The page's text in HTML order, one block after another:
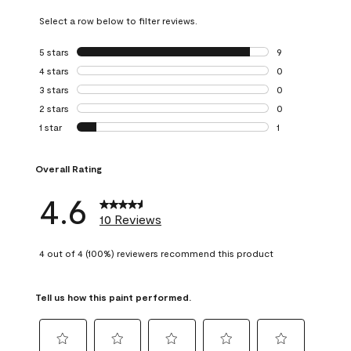
Select a row below to filter reviews.
5 stars stars
9
9 reviews with 5
4 stars stars
0
0 reviews with 4
3 stars stars
0
0 reviews with 3
2 stars stars
0
0 reviews with 2
1 star stars
1
Overall Rating
4.6 10 Reviews
4 out of 4 (100%) reviewers recommend this product
Tell us how this paint performed.